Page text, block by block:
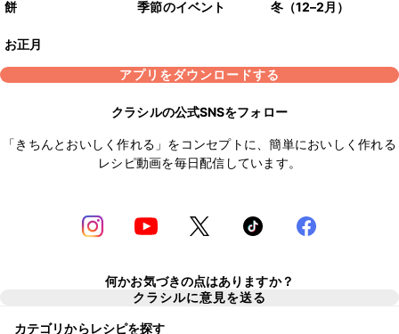
餅 季節のイベント 冬（12–2月）
お正月
アプリをダウンロードする
クラシルの公式SNSをフォロー
「きちんとおいしく作れる」をコンセプトに、簡単においしく作れる
レシピ動画を毎日配信しています。
何かお気づきの点はありますか？
クラシルに意見を送る
カテゴリからレシピを探す